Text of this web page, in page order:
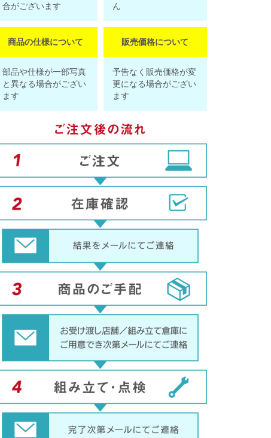
合がございます
ん
商品の仕様について
部品や仕様が一部写真
と異なる場合がござい
ます
販売価格について
予告なく販売価格が変
更になる場合がござい
ます